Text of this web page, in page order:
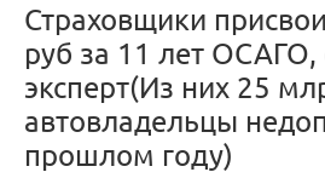
Страховщики
руб за 11 лет
эксперт(Из них 25
автовладельцы
прошлом году)